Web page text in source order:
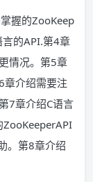
握的ZooKeep
的API.第4章
情况。第5章
章介绍需要注
7章介绍C语言
ZooKeeperAPI
。第8章介绍